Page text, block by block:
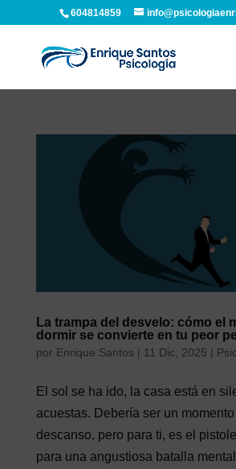
604814859
La trampa del desvelo: cómo el
dormir se convierte en tu peor
por Enrique Santos | 11 Dic, 2025 |
El sol se ha ido, la casa está en
acuestas. Debería ser un
descanso, pero para ti, es el
para una angustiosa batalla